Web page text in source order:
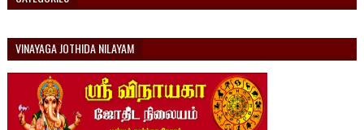
VINAYAGA JOTHIDA NILAYAM